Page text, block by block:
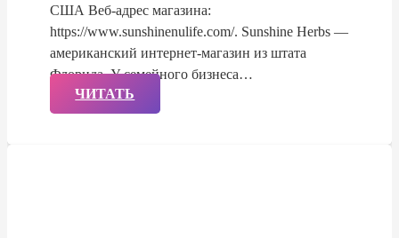
США Веб-адрес магазина:
https://www.sunshinenulife.com/. Sunshine Herbs —
американский интернет-магазин из штата
Флорида. У семейного бизнеса…
ЧИТАТЬ